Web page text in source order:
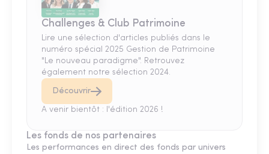
Challenges & Club Patrimoine
Lire une sélection d'articles publiés dans le
numéro spécial 2025 Gestion de Patrimoine
"Le nouveau paradigme". Retrouvez
également notre sélection 2024.
Découvrir
A venir bientôt : l'édition 2026 !
Les fonds de nos partenaires
Les performances en direct des fonds par univers